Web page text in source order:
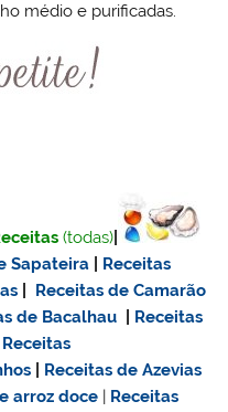
médio e purificadas.
(todas)
Sapateira
Receitas
Receitas de Camarão
de Bacalhau
Receitas
Receitas
Receitas de Azevias
arroz doce
Receitas